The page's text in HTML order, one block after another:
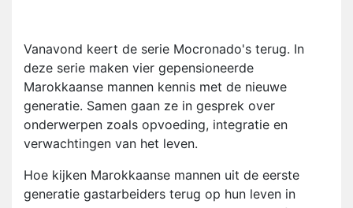
Vanavond keert de serie Mocronado's terug. In
deze serie maken vier gepensioneerde
Marokkaanse mannen kennis met de nieuwe
generatie. Samen gaan ze in gesprek over
onderwerpen zoals opvoeding, integratie en
verwachtingen van het leven.
Hoe kijken Marokkaanse mannen uit de eerste
generatie gastarbeiders terug op hun leven in